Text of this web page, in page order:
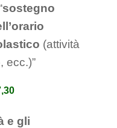
sostegno
(attività
ecc.)”
e gli